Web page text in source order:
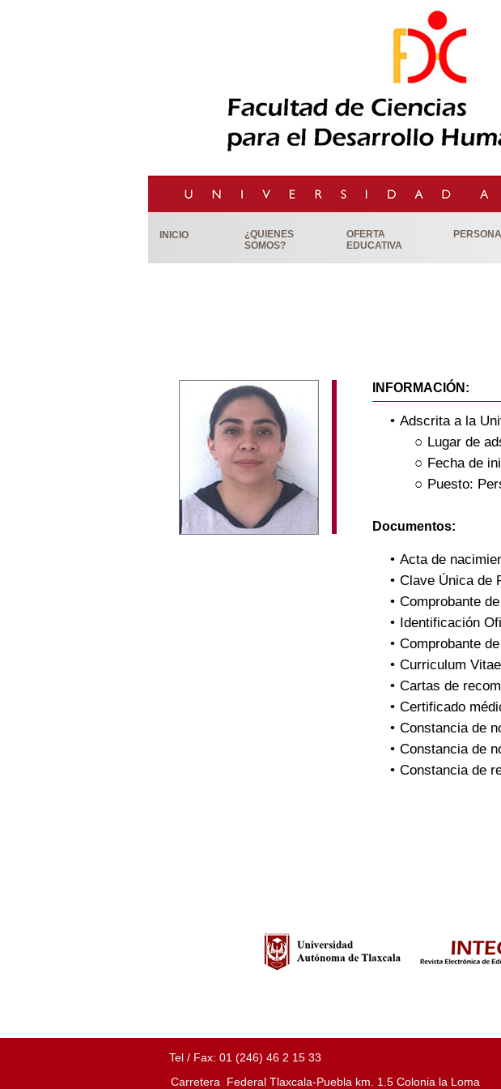
INICIO
¿QUIENES
SOMOS?
OFERTA
EDUCATIVA
INFORMACIÓN:
Adscrita a la
Lugar de
Fecha de
Puesto:
Documentos:
Acta de
Clave Única de
Comprobante
Identificación
Comprobante
Curriculum Vitae
Cartas de
Certificado
Constancia de
Constancia de
Constancia de
Tel / Fax: 01 (246) 46 2 15 33
Carretera Federal Tlaxcala-Puebla km. 1.5 Colonia la Loma